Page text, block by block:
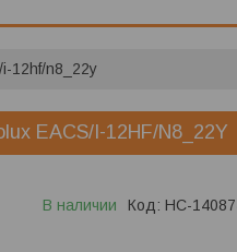
12hf/n8_22y
EACS/I-12HF/N8_22Y
В наличии Код: НС-